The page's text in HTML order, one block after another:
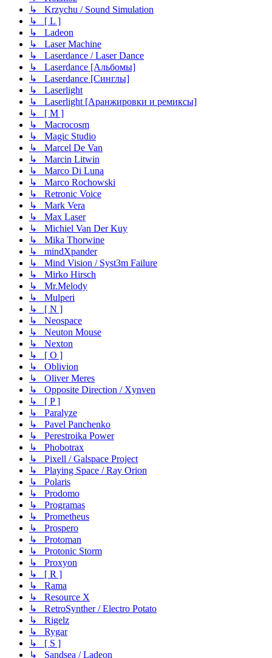
↳ Krzychu / Sound Simulation
↳ [ L ]
↳ Ladeon
↳ Laser Machine
↳ Laserdance / Laser Dance
↳ Laserdance [Альбомы]
↳ Laserdance [Синглы]
↳ Laserlight
↳ Laserlight [Аранжировки и ремиксы]
↳ [ M ]
↳ Macrocosm
↳ Magic Studio
↳ Marcel De Van
↳ Marcin Litwin
↳ Marco Di Luna
↳ Marco Rochowski
↳ Retronic Voice
↳ Mark Vera
↳ Max Laser
↳ Michiel Van Der Kuy
↳ Mika Thorwine
↳ mindXpander
↳ Mind Vision / Syst3m Failure
↳ Mirko Hirsch
↳ Mr.Melody
↳ Mulperi
↳ [ N ]
↳ Neospace
↳ Neuton Mouse
↳ Nexton
↳ [ O ]
↳ Oblivion
↳ Oliver Meres
↳ Opposite Direction / Xynven
↳ [ P ]
↳ Paralyze
↳ Pavel Panchenko
↳ Perestroika Power
↳ Phobotrax
↳ Pixell / Galspace Project
↳ Playing Space / Ray Orion
↳ Polaris
↳ Prodomo
↳ Programas
↳ Prometheus
↳ Prospero
↳ Protoman
↳ Protonic Storm
↳ Proxyon
↳ [ R ]
↳ Rama
↳ Resource X
↳ RetroSynther / Electro Potato
↳ Rigelz
↳ Rygar
↳ [ S ]
↳ Sandsea / Ladeon